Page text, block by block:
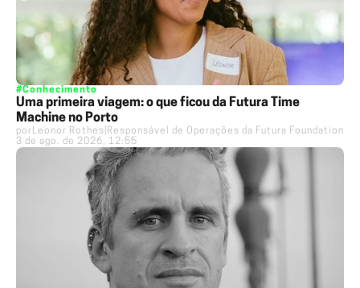
#Conhecimento
Uma primeira viagem: o que ficou da Futura Time
Machine no Porto
por Leonor Rothes Responsável de Operações da Futura Foundation
3 de ago. de 2026, 12:55